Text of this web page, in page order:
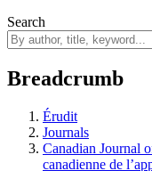
Search
Breadcrumb
Érudit
Journals
Canadian Journal
canadienne de